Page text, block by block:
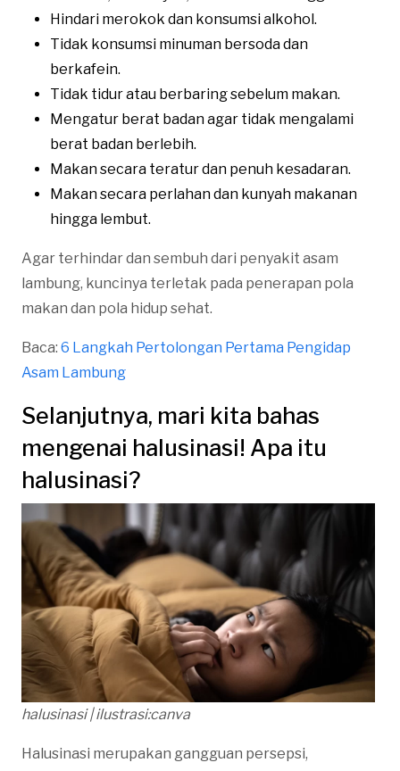
Hindari merokok dan konsumsi alkohol.
Tidak konsumsi minuman bersoda dan
berkafein.
Tidak tidur atau berbaring sebelum makan.
Mengatur berat badan agar tidak mengalami
berat badan berlebih.
Makan secara teratur dan penuh kesadaran.
Makan secara perlahan dan kunyah makanan
hingga lembut.
Agar terhindar dan sembuh dari penyakit asam
lambung, kuncinya terletak pada penerapan pola
makan dan pola hidup sehat.
Baca: 6 Langkah Pertolongan Pertama Pengidap
Asam Lambung
Selanjutnya, mari kita bahas
mengenai halusinasi! Apa itu
halusinasi?
halusinasi | ilustrasi:canva
Halusinasi merupakan gangguan persepsi,